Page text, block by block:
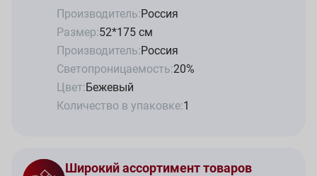
Производитель:Россия
Размер:52*175 см
Производитель:Россия
Светопроницаемость:20%
Цвет:Бежевый
Количество в упаковке:1
Широкий ассортимент товаров